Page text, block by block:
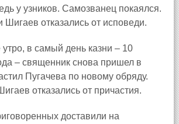
у узников. Самозванец покаялся.
отказались от исповеди.
в самый день казни – 10
– священник снова пришел в
Пугачева по новому обряду.
отказались от причастия.
доставили на